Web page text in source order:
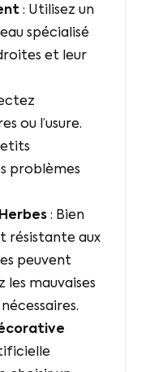
: Utilisez un
spécialisé
et leur
ou l’usure.
problèmes
: Bien
résistante aux
peuvent
mauvaises